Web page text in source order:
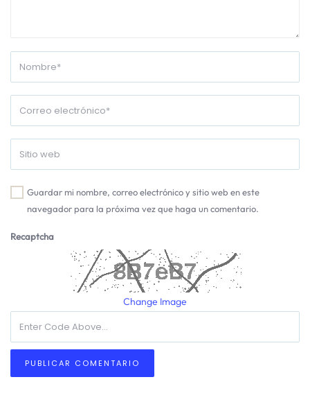
Guardar mi nombre, correo electrónico y sitio web en este
navegador para la próxima vez que haga un comentario.
Recaptcha
Change Image